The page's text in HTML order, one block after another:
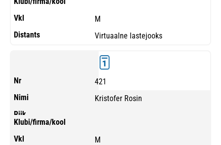
M
Virtuaalne lastejooks
421
Kristofer Rosin
M